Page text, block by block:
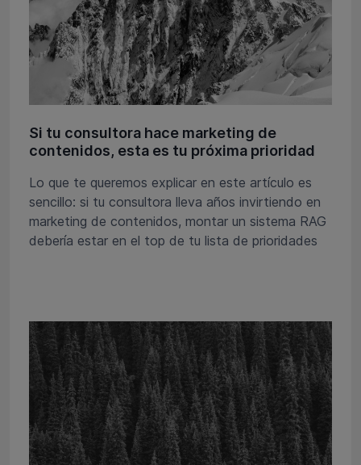
Si tu consultora hace marketing de
contenidos, esta es tu próxima prioridad
Lo que te queremos explicar en este artículo es
sencillo: si tu consultora lleva años invirtiendo en
marketing de contenidos, montar un sistema RAG
debería estar en el top de tu lista de prioridades